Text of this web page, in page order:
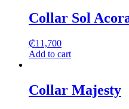
Collar Sol
₡11,700
Add to cart
Collar Majesty